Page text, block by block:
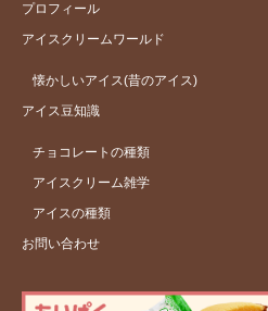
プロフィール
アイスクリームワールド
懐かしいアイス(昔のアイス)
アイス豆知識
チョコレートの種類
アイスクリーム雑学
アイスの種類
お問い合わせ